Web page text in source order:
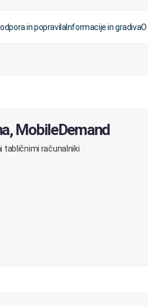
in popravilaInformacije in gradiva
MobileDemand
tabličnimi računalniki